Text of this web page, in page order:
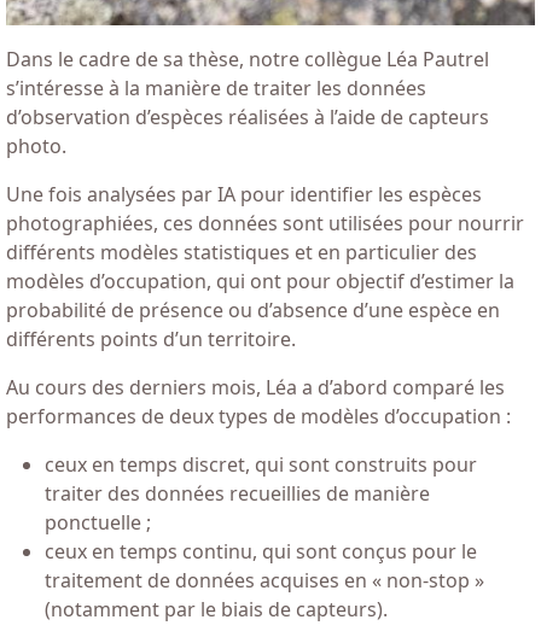
Dans le cadre de sa thèse, notre collègue Léa Pautrel
s’intéresse à la manière de traiter les données
d’observation d’espèces réalisées à l’aide de capteurs
photo.
Une fois analysées par IA pour identifier les espèces
photographiées, ces données sont utilisées pour nourrir
différents modèles statistiques et en particulier des
modèles d’occupation, qui ont pour objectif d’estimer la
probabilité de présence ou d’absence d’une espèce en
différents points d’un territoire.
Au cours des derniers mois, Léa a d’abord comparé les
performances de deux types de modèles d’occupation :
ceux en temps discret, qui sont construits pour
traiter des données recueillies de manière
ponctuelle ;
ceux en temps continu, qui sont conçus pour le
traitement de données acquises en « non-stop »
(notamment par le biais de capteurs).